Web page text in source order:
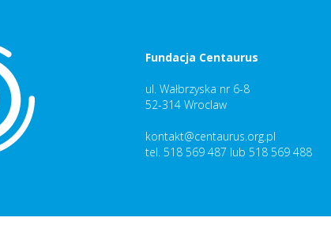
Fundacja Centaurus
ul. Wałbrzyska nr 6-8
52-314 Wroclaw
kontakt@centaurus.org.pl
tel. 518 569 487 lub 518 569 488